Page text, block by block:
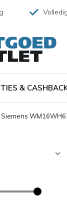
&
Siemens